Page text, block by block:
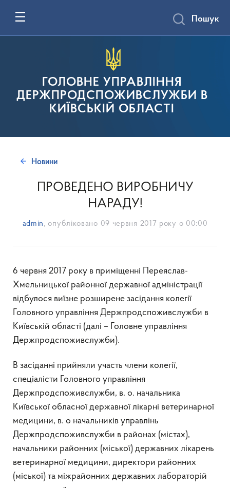
ГОЛОВНЕ УПРАВЛІННЯ
ДЕРЖПРОДСПОЖИВСЛУЖБИ В
КИЇВСЬКІЙ ОБЛАСТІ
Пошук
Новини
ПРОВЕДЕНО ВИРОБНИЧУ
НАРАДУ!
admin , опубліковано 09 червня 2017 року о 00:00
6 червня 2017 року в приміщенні Переяслав-
Хмельницької районної державної адміністрації
відбулося виїзне розширене засідання колегії
Головного управління Держпродспоживслужби в
Київській області (далі – Головне управління
Держпродспоживслужби).
В засіданні прийняли участь члени колегії,
спеціалісти Головного управління
Держпродспоживслужби, в. о. начальника
Київської обласної державної лікарні ветеринарної
медицини, в. о начальників управлінь
Держпродспоживслужби в районах (містах),
начальники районних (міської) державних лікарень
ветеринарної медицини, директори районних
(міської) та міжрайонних державних лабораторій